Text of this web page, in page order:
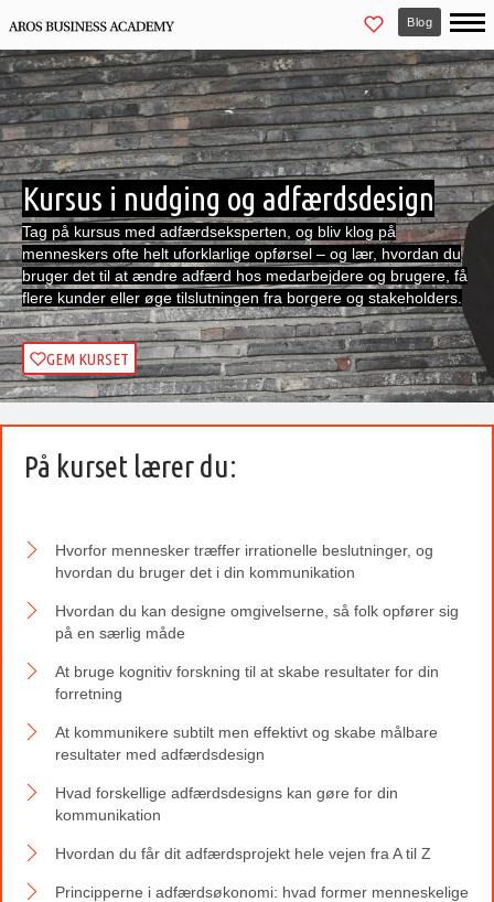
Blog
Kursus i nudging og adfærdsdesign
Tag på kursus med adfærdseksperten, og bliv klog på
menneskers ofte helt uforklarlige opførsel – og lær, hvordan du
bruger det til at ændre adfærd hos medarbejdere og brugere, få
flere kunder eller øge tilslutningen fra borgere og stakeholders.
GEM KURSET
På kurset lærer du:
Hvorfor mennesker træffer irrationelle beslutninger, og
hvordan du bruger det i din kommunikation
Hvordan du kan designe omgivelserne, så folk opfører sig
på en særlig måde
At bruge kognitiv forskning til at skabe resultater for din
forretning
At kommunikere subtilt men effektivt og skabe målbare
resultater med adfærdsdesign
Hvad forskellige adfærdsdesigns kan gøre for din
kommunikation
Hvordan du får dit adfærdsprojekt hele vejen fra A til Z
Principperne i adfærdsøkonomi: hvad former menneskelige